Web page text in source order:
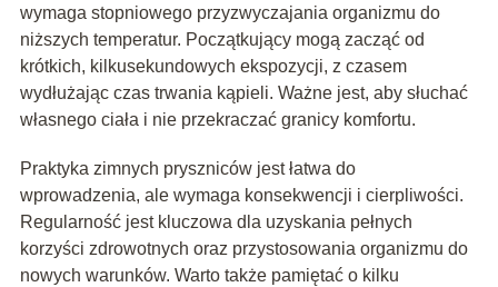
wymaga stopniowego przyzwyczajania organizmu do
niższych temperatur. Początkujący mogą zacząć od
krótkich, kilkusekundowych ekspozycji, z czasem
wydłużając czas trwania kąpieli. Ważne jest, aby słuchać
własnego ciała i nie przekraczać granicy komfortu.
Praktyka zimnych pryszniców jest łatwa do
wprowadzenia, ale wymaga konsekwencji i cierpliwości.
Regularność jest kluczowa dla uzyskania pełnych
korzyści zdrowotnych oraz przystosowania organizmu do
nowych warunków. Warto także pamiętać o kilku